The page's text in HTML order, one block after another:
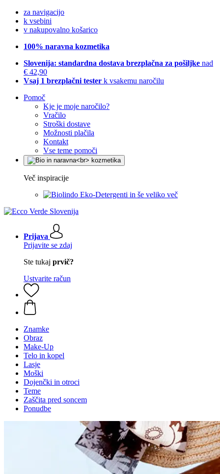
za navigacijo
k vsebini
v nakupovalno košarico
100% naravna kozmetika
Slovenija: standardna dostava brezplačna za pošiljke nad
€ 42,90
Vsaj 1 brezplačni tester k vsakemu naročilu
Pomoč
Kje je moje naročilo?
Vračilo
Stroški dostave
Možnosti plačila
Kontakt
Vse teme pomoči
Več inspiracije
Eko-Detergenti in še veliko več
Prijava
Prijavite se zdaj
Ste tukaj prvič?
Ustvarite račun
Znamke
Obraz
Make-Up
Telo in kopel
Lasje
Moški
Dojenčki in otroci
Teme
Zaščita pred soncem
Ponudbe